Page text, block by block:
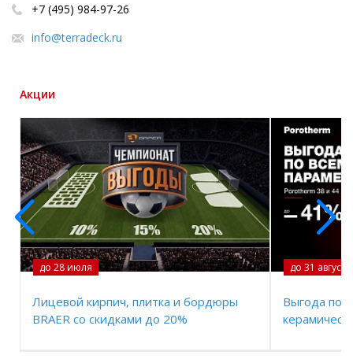
+7 (495) 984-97-26
info@terradeck.ru
Акции
до 28 июля
Лицевой кирпич, плитка и бордюры
BRAER со скидками до 20%
до 31 августа
Выгода по